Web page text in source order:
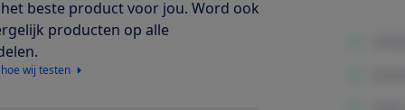
beste product voor jou. Word ook
producten op alle
wij testen